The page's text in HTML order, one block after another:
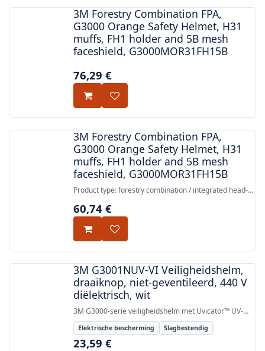
3M Forestry Combination FPA,
G3000 Orange Safety Helmet, H31
muffs, FH1 holder and 5B mesh
faceshield, G3000MOR31FH15B
76,29 €
3M Forestry Combination FPA,
G3000 Orange Safety Helmet, H31
muffs, FH1 holder and 5B mesh
faceshield, G3000MOR31FH15B
Product type: forestry combination / integrated head-
60,74 €
3M G3001NUV-VI Veiligheidshelm,
draaiknop, niet-geventileerd, 440 V
diëlektrisch, wit
3M G3000-serie veiligheidshelm met Uvicator™ UV-
sensor, draaiknop-hoofdband, niet-geventileerd, 440 V
diëlektrische isolatie, goedgekeurd volgens EN 397 en
EN 50365.
Elektrische bescherming Slagbestendig
23,59 €